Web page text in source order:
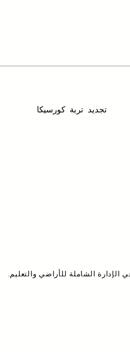
تجديد تربة كورسيكا
الشاملة للأراضي والتعليم.